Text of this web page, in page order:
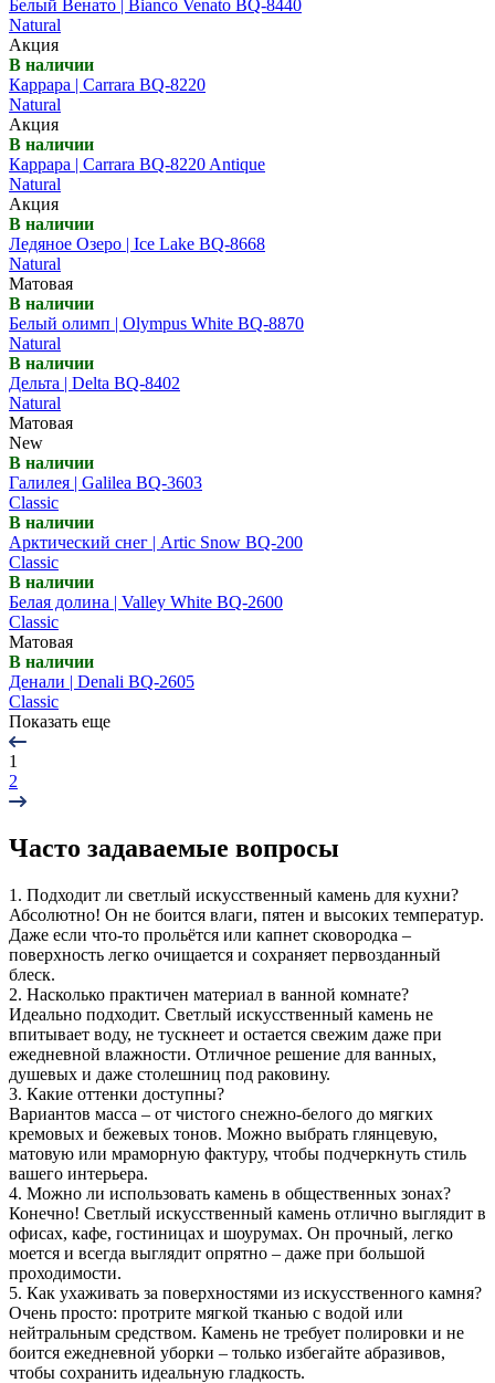
Белый Венато | Bianco Venato BQ-8440
Natural
Акция
В наличии
Каррара | Carrara BQ-8220
Natural
Акция
В наличии
Каррара | Carrara BQ-8220 Antique
Natural
Акция
В наличии
Ледяное Озеро | Ice Lake BQ-8668
Natural
Матовая
В наличии
Белый олимп | Olympus White BQ-8870
Natural
В наличии
Дельта | Delta BQ-8402
Natural
Матовая
New
В наличии
Галилея | Galilea BQ-3603
Classic
В наличии
Арктический снег | Artic Snow BQ-200
Classic
В наличии
Белая долина | Valley White BQ-2600
Classic
Матовая
В наличии
Денали | Denali BQ-2605
Classic
Показать еще
1
2
Часто задаваемые вопросы
1. Подходит ли светлый искусственный камень для кухни?
Абсолютно! Он не боится влаги, пятен и высоких температур.
Даже если что-то прольётся или капнет сковородка –
поверхность легко очищается и сохраняет первозданный
блеск.
2. Насколько практичен материал в ванной комнате?
Идеально подходит. Светлый искусственный камень не
впитывает воду, не тускнеет и остается свежим даже при
ежедневной влажности. Отличное решение для ванных,
душевых и даже столешниц под раковину.
3. Какие оттенки доступны?
Вариантов масса – от чистого снежно-белого до мягких
кремовых и бежевых тонов. Можно выбрать глянцевую,
матовую или мраморную фактуру, чтобы подчеркнуть стиль
вашего интерьера.
4. Можно ли использовать камень в общественных зонах?
Конечно! Светлый искусственный камень отлично выглядит в
офисах, кафе, гостиницах и шоурумах. Он прочный, легко
моется и всегда выглядит опрятно – даже при большой
проходимости.
5. Как ухаживать за поверхностями из искусственного камня?
Очень просто: протрите мягкой тканью с водой или
нейтральным средством. Камень не требует полировки и не
боится ежедневной уборки – только избегайте абразивов,
чтобы сохранить идеальную гладкость.